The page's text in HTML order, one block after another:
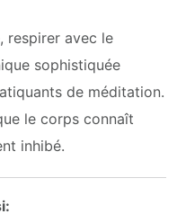
respirer avec le
sophistiquée
de méditation.
le corps connaît
inhibé.